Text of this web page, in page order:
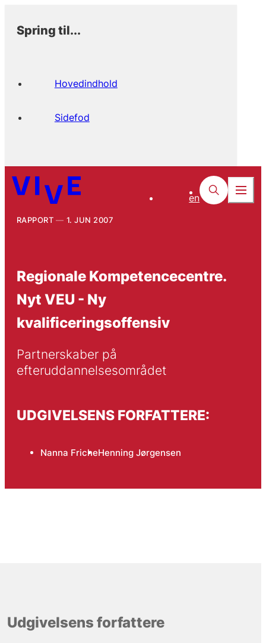
Spring til...
Hovedindhold
Sidefod
en
RAPPORT 1. JUN 2007
Regionale Kompetencecentre.
Nyt VEU - Ny
kvalificeringsoffensiv
Partnerskaber på
efteruddannelsesområdet
UDGIVELSENS FORFATTERE:
Nanna FricheHenning Jørgensen
Udgivelsens forfattere